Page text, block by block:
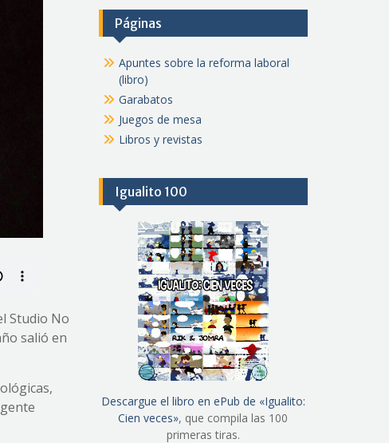
Studio No
salió en
Páginas
Apuntes sobre la reforma laboral
(libro)
Garabatos
Juegos de mesa
Libros y revistas
Igualito 100
Descargue el libro en ePub de «Igualito:
Cien veces», que compila las 100
primeras tiras.